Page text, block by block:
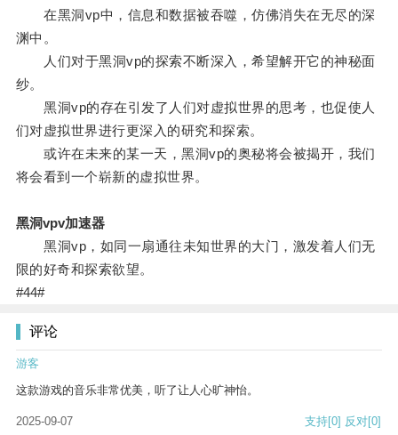
在黑洞vp中，信息和数据被吞噬，仿佛消失在无尽的深
渊中。
人们对于黑洞vp的探索不断深入，希望解开它的神秘面
纱。
黑洞vp的存在引发了人们对虚拟世界的思考，也促使人
们对虚拟世界进行更深入的研究和探索。
或许在未来的某一天，黑洞vp的奥秘将会被揭开，我们
将会看到一个崭新的虚拟世界。
黑洞vpv加速器
黑洞vp，如同一扇通往未知世界的大门，激发着人们无
限的好奇和探索欲望。
#44#
评论
游客
这款游戏的音乐非常优美，听了让人心旷神怡。
2025-09-07 支持[0] 反对[0]